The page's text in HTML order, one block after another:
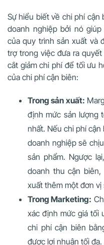
Sự hiểu biết về chi phí
doanh nghiệp bởi nó
của quy trình sản xuất và
trợ trong việc đưa ra
cắt giảm chi phí để tối ưu
của chi phí cận biên:
Trong sản xuất:
định mức sản lượng
nhất. Nếu chi phí
doanh nghiệp sẽ
sản phẩm. Ngược
doanh thu cận
xuất thêm một đơn vị
Trong Marketing:
xác định mức giá tối
chi phí cận biên
được lợi nhuận tối đa.